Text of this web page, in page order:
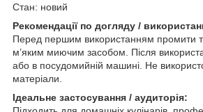
Стан: новий
Рекомендації по догляду /
Перед першим використанням промити
м’яким миючим засобом. Після
або в посудомийній машині. Не
матеріали.
Ідеальне застосування / аудиторія: